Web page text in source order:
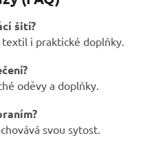
šití?
i praktické doplňky.
oděvy a doplňky.
svou sytost.